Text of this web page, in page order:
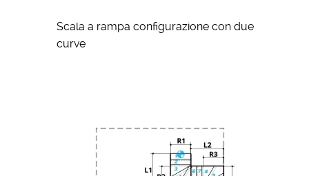
Scala a rampa configurazione con due
curve